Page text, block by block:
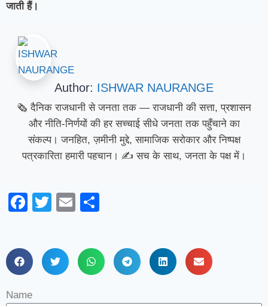
जाती हैं।
Author: ISHWAR NAURANGE
🗞️ दैनिक राजधानी से जनता तक — राजधानी की सत्ता, प्रशासन
और नीति-निर्णयों की हर सच्चाई सीधे जनता तक पहुँचाने का
संकल्प। जनहित, ज़मीनी मुद्दे, सामाजिक सरोकार और निष्पक्ष
पत्रकारिता हमारी पहचान। ✍️ सच के साथ, जनता के पक्ष में।
Facebook
TwitterEmail
Name